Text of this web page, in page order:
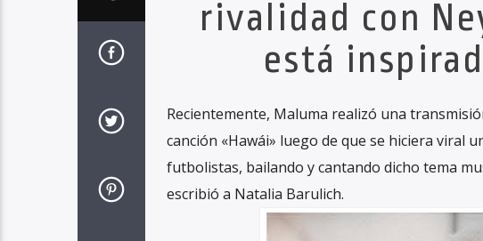
rivalidad con
está
Recientemente, Maluma realizó una
canción «Hawái» luego de que se hiciera viral
futbolistas, bailando y cantando dicho tema
escribió a Natalia Barulich.